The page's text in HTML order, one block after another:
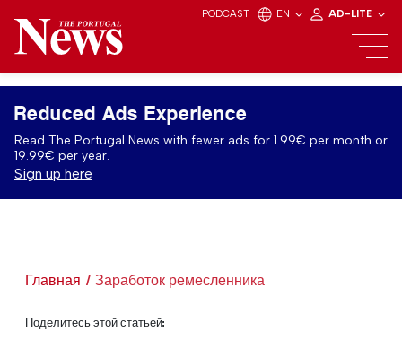
PODCAST EN AD-LITE
Reduced Ads Experience
Read The Portugal News with fewer ads for 1.99€ per month or
19.99€ per year.
Sign up here
Главная Заработок ремесленника
Поделитесь этой статьей: